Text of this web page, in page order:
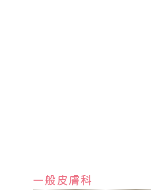
一般皮膚科